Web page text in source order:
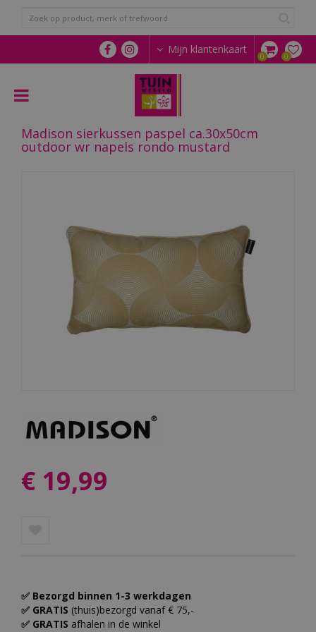
n
a
Mijn klantenkaart
Madison sierkussen paspel ca.30x50cm
outdoor wr napels rondo mustard
€ 19,99
✅ Bezorgd binnen 1-3 werkdagen
✅ GRATIS (thuis)bezorgd vanaf € 75,-
✅ GRATIS afhalen in de winkel